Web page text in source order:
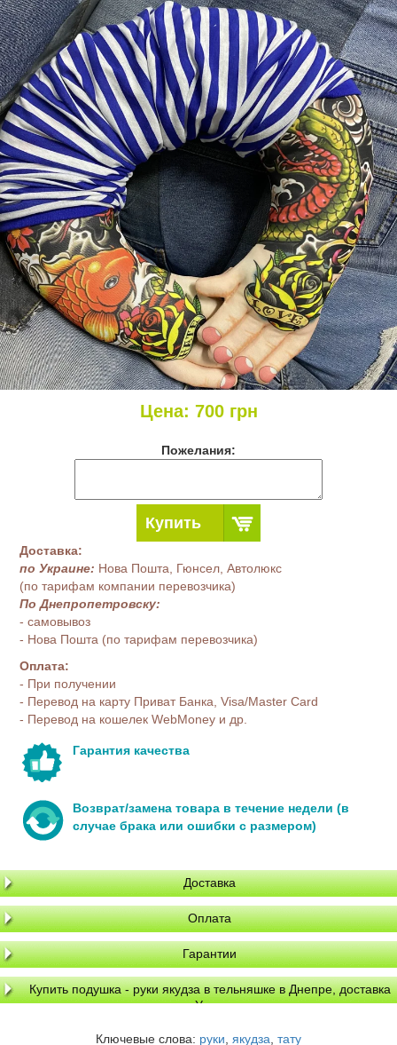
Цена: 700грн
Пожелания:
Купить
Доставка:
по Украине: Нова Пошта, Гюнсел, Автолюкс
(по тарифам компании перевозчика)
По Днепропетровску:
- самовывоз
- Нова Пошта (по тарифам перевозчика)
Оплата:
- При получении
- Перевод на карту Приват Банка, Visa/Master Card
- Перевод на кошелек WebMoney и др.
Гарантия качества
Возврат/замена товара в течение недели (в
случае брака или ошибки с размером)
Доставка
Оплата
Гарантии
Купить подушка - руки якудза в тельняшке в Днепре, доставка
по Украине
Ключевые слова: руки якудза тату